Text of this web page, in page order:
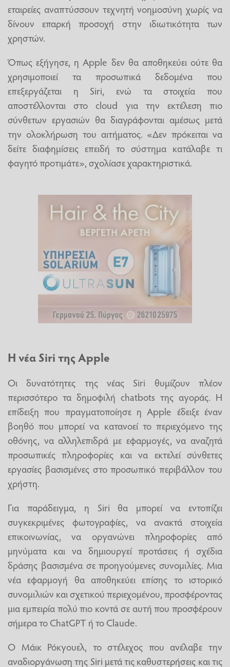
εταιρείες αναπτύσσουν τεχνητή νοημοσύνη χωρίς να
δίνουν επαρκή προσοχή στην ιδιωτικότητα των
χρηστών.
Όπως εξήγησε, η Apple δεν θα αποθηκεύει ούτε θα
χρησιμοποιεί τα προσωπικά δεδομένα που
επεξεργάζεται η Siri, ενώ τα στοιχεία που
αποστέλλονται στο cloud για την εκτέλεση πιο
σύνθετων εργασιών θα διαγράφονται αμέσως μετά
την ολοκλήρωση του αιτήματος. «Δεν πρόκειται να
δείτε διαφημίσεις επειδή το σύστημα κατάλαβε τι
φαγητό προτιμάτε», σχολίασε χαρακτηριστικά.
Η νέα Siri της Apple
Οι δυνατότητες της νέας Siri θυμίζουν πλέον
περισσότερο τα δημοφιλή chatbots της αγοράς. Η
επίδειξη που πραγματοποίησε η Apple έδειξε έναν
βοηθό που μπορεί να κατανοεί το περιεχόμενο της
οθόνης, να αλληλεπιδρά με εφαρμογές, να αναζητά
προσωπικές πληροφορίες και να εκτελεί σύνθετες
εργασίες βασισμένες στο προσωπικό περιβάλλον του
χρήστη.
Για παράδειγμα, η Siri θα μπορεί να εντοπίζει
συγκεκριμένες φωτογραφίες, να ανακτά στοιχεία
επικοινωνίας, να οργανώνει πληροφορίες από
μηνύματα και να δημιουργεί προτάσεις ή σχέδια
δράσης βασισμένα σε προηγούμενες συνομιλίες. Μια
νέα εφαρμογή θα αποθηκεύει επίσης το ιστορικό
συνομιλιών και σχετικού περιεχομένου, προσφέροντας
μια εμπειρία πολύ πιο κοντά σε αυτή που προσφέρουν
σήμερα το ChatGPT ή το Claude.
Ο Μάικ Ρόκγουελ, το στέλεχος που ανέλαβε την
αναδιοργάνωση της Siri μετά τις καθυστερήσεις και τις